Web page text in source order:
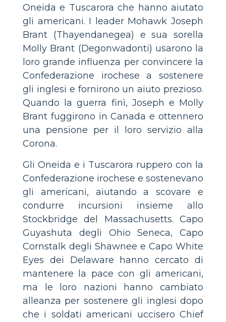
Oneida e Tuscarora che hanno aiutato
gli americani. I leader Mohawk Joseph
Brant (Thayendanegea) e sua sorella
Molly Brant (Degonwadonti) usarono la
loro grande influenza per convincere la
Confederazione irochese a sostenere
gli inglesi e fornirono un aiuto prezioso.
Quando la guerra finì, Joseph e Molly
Brant fuggirono in Canada e ottennero
una pensione per il loro servizio alla
Corona.
Gli Oneida e i Tuscarora ruppero con la
Confederazione irochese e sostenevano
gli americani, aiutando a scovare e
condurre incursioni insieme allo
Stockbridge del Massachusetts. Capo
Guyashuta degli Ohio Seneca, Capo
Cornstalk degli Shawnee e Capo White
Eyes dei Delaware hanno cercato di
mantenere la pace con gli americani,
ma le loro nazioni hanno cambiato
alleanza per sostenere gli inglesi dopo
che i soldati americani uccisero Chief